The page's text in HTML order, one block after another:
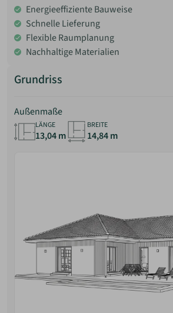
Energieeffiziente Bauweise
Schnelle Lieferung
Flexible Raumplanung
Nachhaltige Materialien
Grundriss
Außenmaße
LÄNGE
13,04 m
BREITE
14,84 m